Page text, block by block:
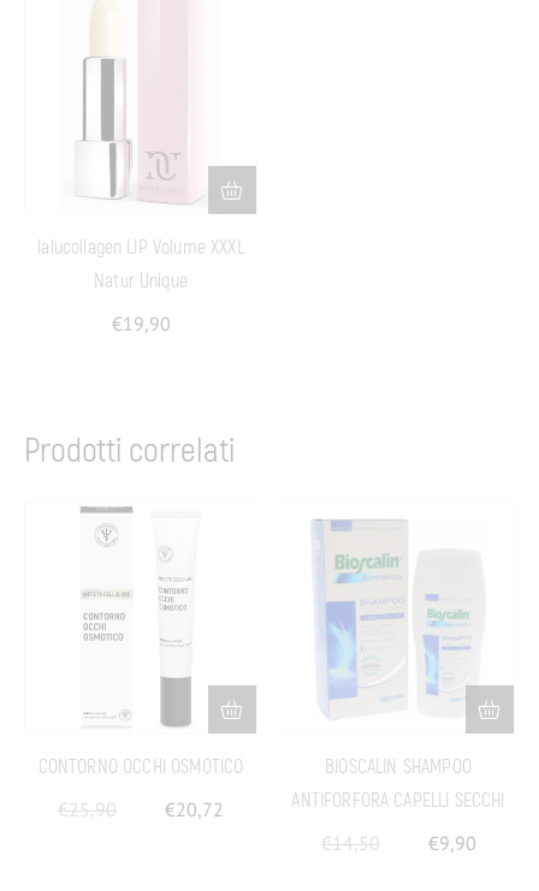
Ialucollagen LIP Volume XXXL
Natur Unique
€19,90
Prodotti correlati
CONTORNO OCCHI OSMOTICO
€25,90 €20,72
BIOSCALIN SHAMPOO
ANTIFORFORA CAPELLI SECCHI
€14,50 €9,90